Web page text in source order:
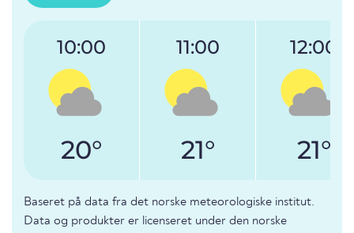
10:00
20°
11:00
21°
12:00
21°
Baseret på data fra det norske meteorologiske institut.
Data og produkter er licenseret under den norske